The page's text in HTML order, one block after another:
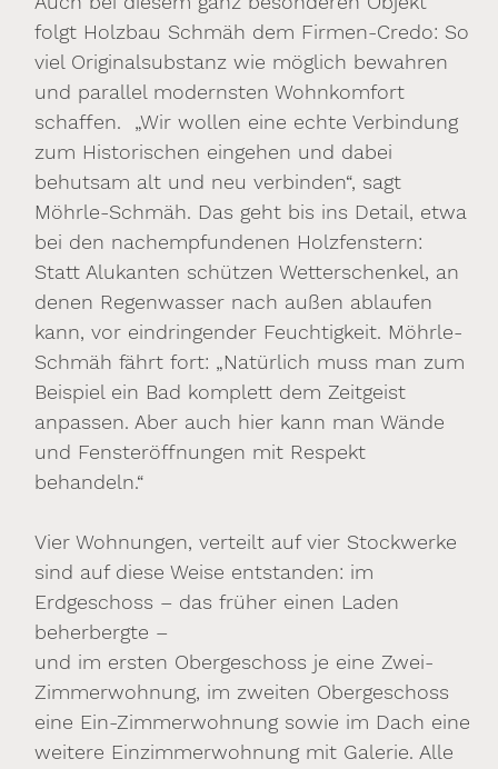
folgt Holzbau Schmäh dem Firmen-Credo: So
viel Originalsubstanz wie möglich bewahren
und parallel modernsten Wohnkomfort
schaffen. „Wir wollen eine echte Verbindung
zum Historischen eingehen und dabei
behutsam alt und neu verbinden“, sagt
Möhrle-Schmäh. Das geht bis ins Detail, etwa
bei den nachempfundenen Holzfenstern:
Statt Alukanten schützen Wetterschenkel, an
denen Regenwasser nach außen ablaufen
kann, vor eindringender Feuchtigkeit. Möhrle-
Schmäh fährt fort: „Natürlich muss man zum
Beispiel ein Bad komplett dem Zeitgeist
anpassen. Aber auch hier kann man Wände
und Fensteröffnungen mit Respekt
behandeln.“
Vier Wohnungen, verteilt auf vier Stockwerke
sind auf diese Weise entstanden: im
Erdgeschoss – das früher einen Laden
beherbergte –
und im ersten Obergeschoss je eine Zwei-
Zimmerwohnung, im zweiten Obergeschoss
eine Ein-Zimmerwohnung sowie im Dach eine
weitere Einzimmerwohnung mit Galerie. Alle